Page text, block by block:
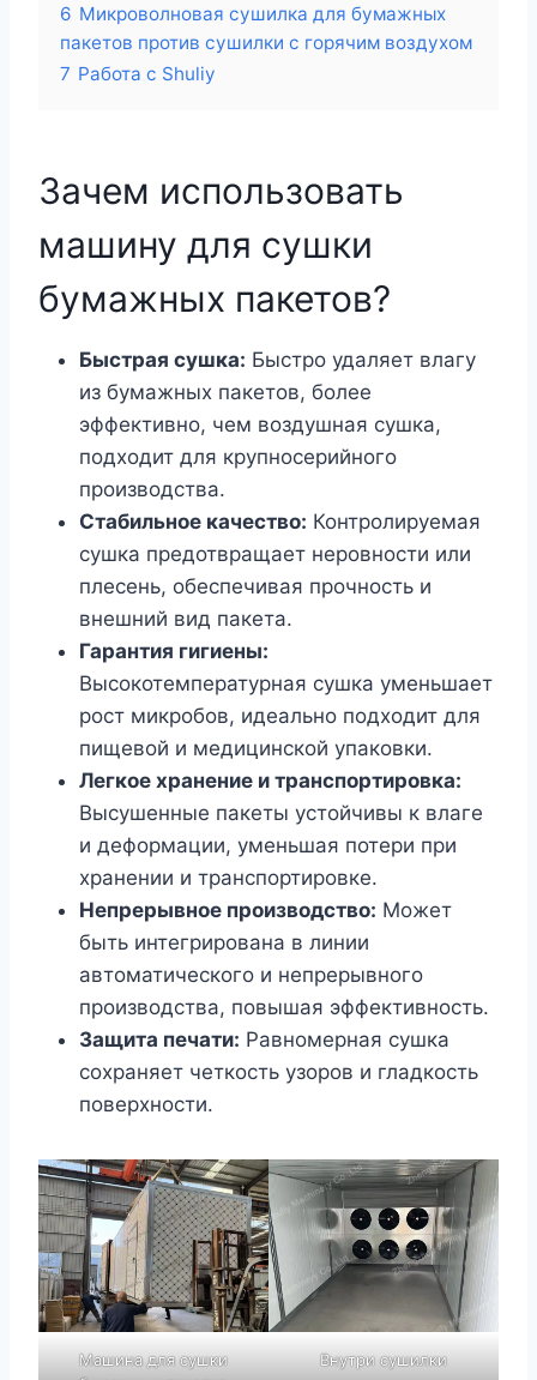
6 Микроволновая сушилка для бумажных
пакетов против сушилки с горячим воздухом
7 Работа с Shuliy
Зачем использовать
машину для сушки
бумажных пакетов?
Быстрая сушка: Быстро удаляет влагу
из бумажных пакетов, более
эффективно, чем воздушная сушка,
подходит для крупносерийного
производства.
Стабильное качество: Контролируемая
сушка предотвращает неровности или
плесень, обеспечивая прочность и
внешний вид пакета.
Гарантия гигиены:
Высокотемпературная сушка уменьшает
рост микробов, идеально подходит для
пищевой и медицинской упаковки.
Легкое хранение и транспортировка:
Высушенные пакеты устойчивы к влаге
и деформации, уменьшая потери при
хранении и транспортировке.
Непрерывное производство: Может
быть интегрирована в линии
автоматического и непрерывного
производства, повышая эффективность.
Защита печати: Равномерная сушка
сохраняет четкость узоров и гладкость
поверхности.
Машина для сушки
Внутри сушилки